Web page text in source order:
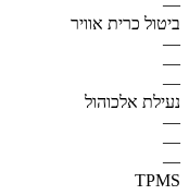
ביטול כרית אוויר
—
—
—
נעילת אלכוהול
—
—
—
TPMS